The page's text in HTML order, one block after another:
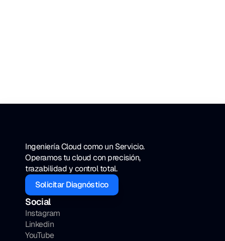
financieros? Es un riesgo de cumplimiento...
Ingeniería Cloud como un Servicio.
Operamos tu cloud con precisión,
trazabilidad y control total.
Solicitar Diagnóstico
Social
Instagram
Linkedin
YouTube